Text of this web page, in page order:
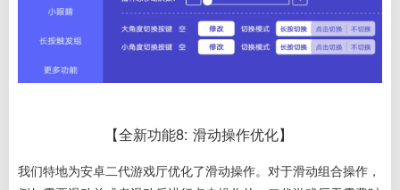
【全新功能8: 滑动操作优化】
我们特地为安卓二代游戏厅优化了滑动操作。对于滑动组合操作，